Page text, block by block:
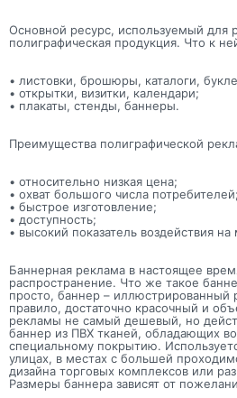
Основной ресурс, используемый для
полиграфическая продукция. Что к
• листовки, брошюры, каталоги,
• открытки, визитки, календари;
• плакаты, стенды, баннеры.
Преимущества полиграфической
• относительно низкая цена;
• охват большого числа потребителей;
• быстрое изготовление;
• доступность;
• высокий показатель воздействия на
Баннерная реклама в настоящее
распространение. Что же такое
просто, баннер – иллюстрированный
правило, достаточно красочный и
рекламы не самый дешевый, но
баннер из ПВХ тканей, обладающих
специальному покрытию.
улицах, в местах с большей
дизайна торговых комплексов или
Размеры баннера зависят от